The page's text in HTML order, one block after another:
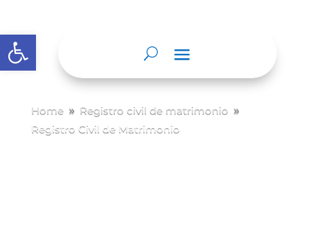
Abrir barra de herramientas
Home 9 Registro civil de matrimonio 9
Registro Civil de Matrimonio